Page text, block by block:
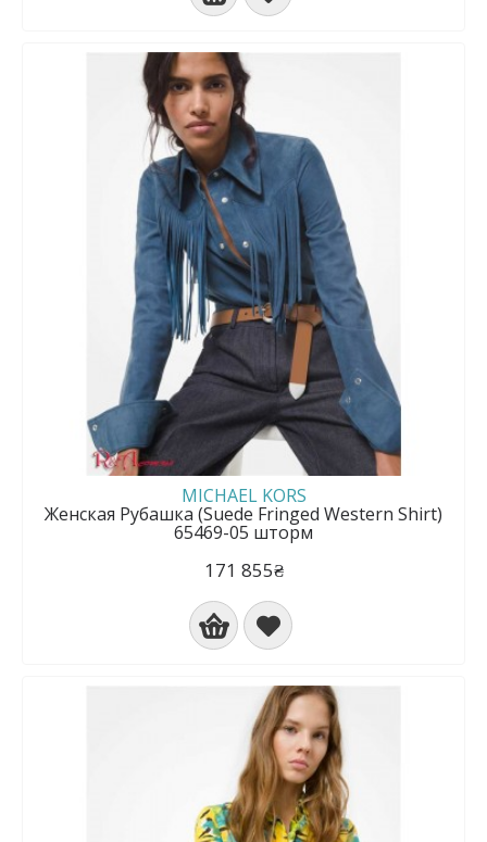
MICHAEL KORS
Женская Рубашка (Suede Fringed Western Shirt)
65469-05 шторм
171 855₴